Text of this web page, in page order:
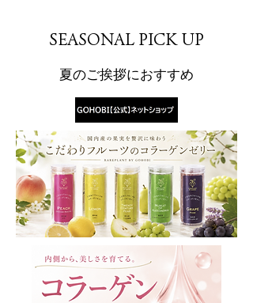
​SEASONAL PICK UP
夏のご挨拶におすすめ